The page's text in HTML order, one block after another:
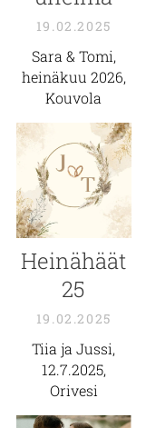
19.02.2025
Sara & Tomi,
heinäkuu 2026,
Kouvola
Heinähäät
25
19.02.2025
Tiia ja Jussi,
12.7.2025,
Orivesi